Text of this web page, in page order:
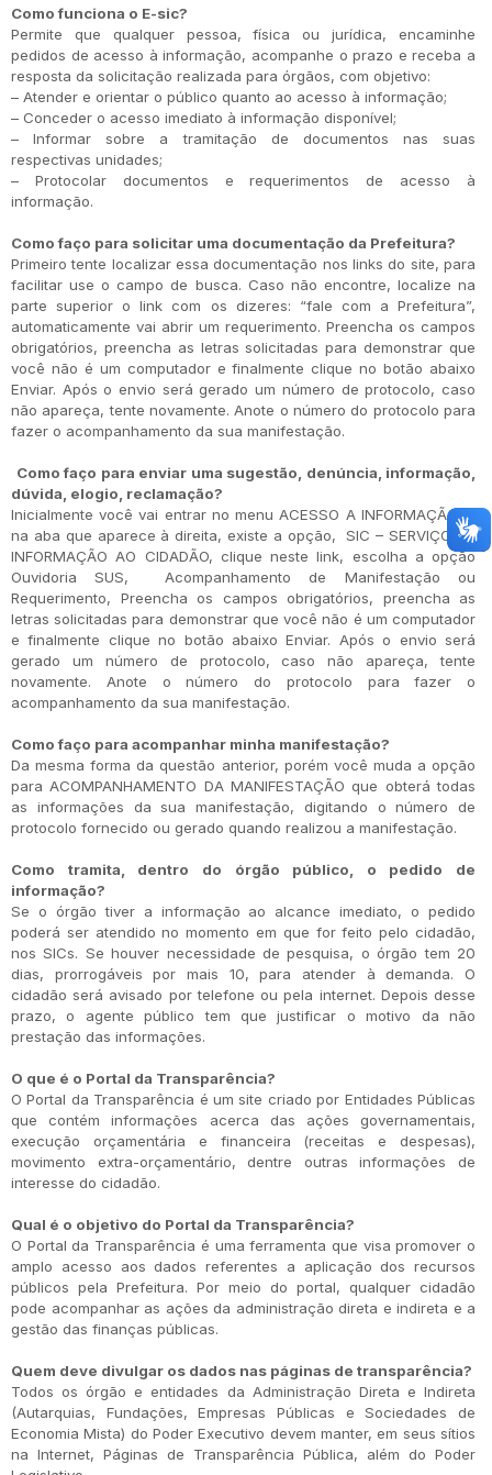
Como funciona o E-sic?
Permite que qualquer pessoa, física ou jurídica, encaminhe
pedidos de acesso à informação, acompanhe o prazo e receba a
resposta da solicitação realizada para órgãos, com objetivo:
– Atender e orientar o público quanto ao acesso à informação;
– Conceder o acesso imediato à informação disponível;
– Informar sobre a tramitação de documentos nas suas
respectivas unidades;
– Protocolar documentos e requerimentos de acesso à
informação.
Como faço para solicitar uma documentação da Prefeitura?
Primeiro tente localizar essa documentação nos links do site, para
facilitar use o campo de busca. Caso não encontre, localize na
parte superior o link com os dizeres: “fale com a Prefeitura”,
automaticamente vai abrir um requerimento. Preencha os campos
obrigatórios, preencha as letras solicitadas para demonstrar que
você não é um computador e finalmente clique no botão abaixo
Enviar. Após o envio será gerado um número de protocolo, caso
não apareça, tente novamente. Anote o número do protocolo para
fazer o acompanhamento da sua manifestação.
Como faço para enviar uma sugestão, denúncia, informação,
dúvida, elogio, reclamação?
Inicialmente você vai entrar no menu ACESSO A INFORMAÇÃO, e
na aba que aparece à direita, existe a opção, SIC – SERVIÇO DE
INFORMAÇÃO AO CIDADÃO, clique neste link, escolha a opção
Ouvidoria SUS, Acompanhamento de Manifestação ou
Requerimento, Preencha os campos obrigatórios, preencha as
letras solicitadas para demonstrar que você não é um computador
e finalmente clique no botão abaixo Enviar. Após o envio será
gerado um número de protocolo, caso não apareça, tente
novamente. Anote o número do protocolo para fazer o
acompanhamento da sua manifestação.
Como faço para acompanhar minha manifestação?
Da mesma forma da questão anterior, porém você muda a opção
para ACOMPANHAMENTO DA MANIFESTAÇÃO que obterá todas
as informações da sua manifestação, digitando o número de
protocolo fornecido ou gerado quando realizou a manifestação.
Como tramita, dentro do órgão público, o pedido de
informação?
Se o órgão tiver a informação ao alcance imediato, o pedido
poderá ser atendido no momento em que for feito pelo cidadão,
nos SICs. Se houver necessidade de pesquisa, o órgão tem 20
dias, prorrogáveis por mais 10, para atender à demanda. O
cidadão será avisado por telefone ou pela internet. Depois desse
prazo, o agente público tem que justificar o motivo da não
prestação das informações.
O que é o Portal da Transparência?
O Portal da Transparência é um site criado por Entidades Públicas
que contém informações acerca das ações governamentais,
execução orçamentária e financeira (receitas e despesas),
movimento extra-orçamentário, dentre outras informações de
interesse do cidadão.
Qual é o objetivo do Portal da Transparência?
O Portal da Transparência é uma ferramenta que visa promover o
amplo acesso aos dados referentes a aplicação dos recursos
públicos pela Prefeitura. Por meio do portal, qualquer cidadão
pode acompanhar as ações da administração direta e indireta e a
gestão das finanças públicas.
Quem deve divulgar os dados nas páginas de transparência?
Todos os órgão e entidades da Administração Direta e Indireta
(Autarquias, Fundações, Empresas Públicas e Sociedades de
Economia Mista) do Poder Executivo devem manter, em seus sítios
na Internet, Páginas de Transparência Pública, além do Poder